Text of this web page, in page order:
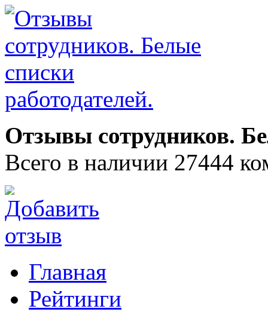
Отзывы сотрудников.
Всего в наличии 27444
Главная
Рейтинги